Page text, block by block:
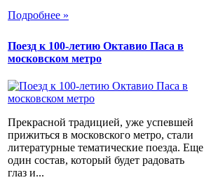
Подробнее »
Поезд к 100-летию Октавио Паса в
московском метро
Прекрасной традицией, уже успевшей
прижиться в московского метро, стали
литературные тематические поезда. Еще
один состав, который будет радовать
глаз и...